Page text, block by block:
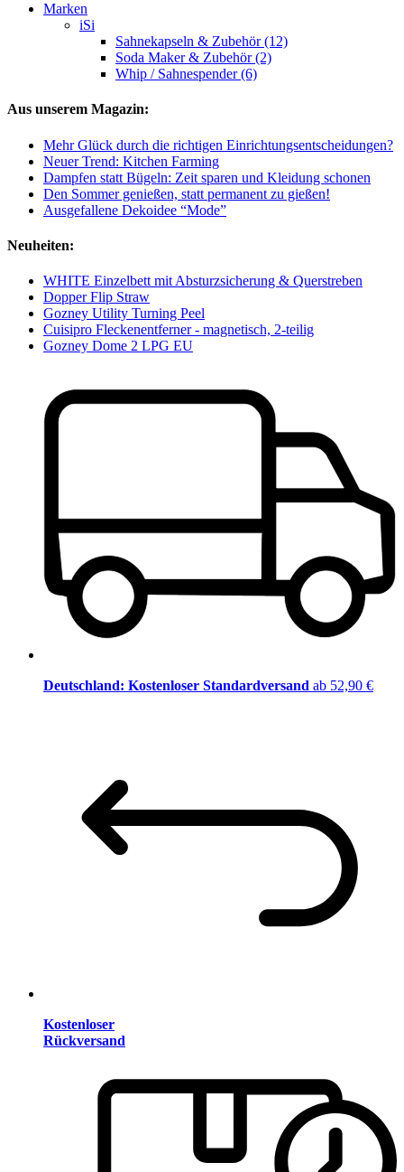
Marken
iSi
Sahnekapseln & Zubehör (12)
Soda Maker & Zubehör (2)
Whip / Sahnespender (6)
Aus unserem Magazin:
Mehr Glück durch die richtigen Einrichtungsentscheidungen?
Neuer Trend: Kitchen Farming
Dampfen statt Bügeln: Zeit sparen und Kleidung schonen
Den Sommer genießen, statt permanent zu gießen!
Ausgefallene Dekoidee “Mode”
Neuheiten:
WHITE Einzelbett mit Absturzsicherung & Querstreben
Dopper Flip Straw
Gozney Utility Turning Peel
Cuisipro Fleckenentferner - magnetisch, 2-teilig
Gozney Dome 2 LPG EU
Deutschland: Kostenloser Standardversand ab 52,90 €
Kostenloser
Rückversand